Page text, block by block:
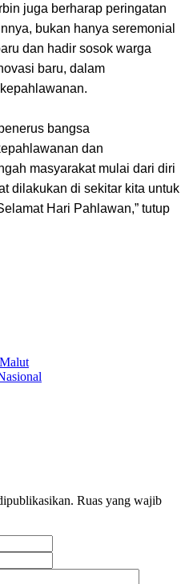
juga berharap peringatan
bukan hanya seremonial
dan hadir sosok warga
baru, dalam
bangsa
dan
masyarakat mulai dari diri
dilakukan di sekitar kita untuk
Hari Pahlawan,” tutup
Ruas yang wajib